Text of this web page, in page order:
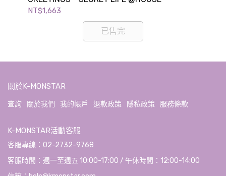
NT$1,663
已售完
關於K-MONSTAR
查詢 關於我們 我的帳戶 退款政策 隱私政策 服務條款
K-MONSTAR活動客服
客服專線：02-2732-9768
客服時間：週一至週五 10:00-17:00 / 午休時間：12:00-14:00